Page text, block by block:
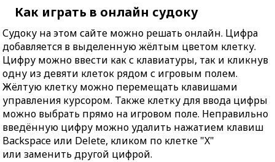
Как играть в онлайн судоку
Судоку на этом сайте можно решать онлайн. Цифра
добавляется в выделенную жёлтым цветом клетку.
Цифру можно ввести как с клавиатуры, так и кликнув
одну из девяти клеток рядом с игровым полем.
Жёлтую клетку можно перемещать клавишами
управления курсором. Также клетку для ввода цифры
можно выбрать прямо на игровом поле. Неправильно
введённую цифру можно удалить нажатием клавиш
Backspace или Delete, кликом по клетке "X"
или заменить другой цифрой.